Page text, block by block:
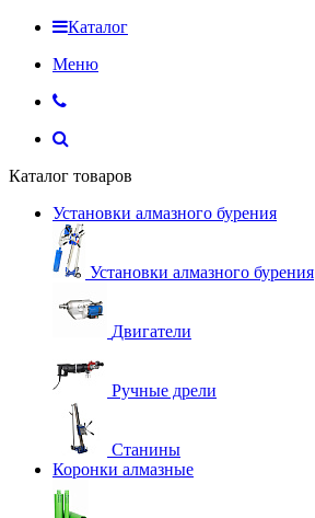
Каталог
Меню
Каталог товаров
Установки алмазного бурения
Установки алмазного бурения
Двигатели
Ручные дрели
Станины
Коронки алмазные